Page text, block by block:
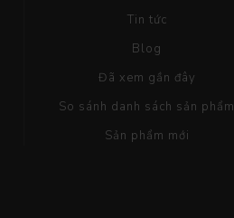
Tin tức
Blog
Đã xem gần đây
So sánh danh sách sản phẩm
Sản phẩm mới